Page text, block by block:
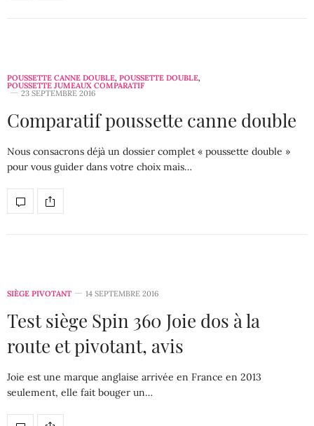
POUSSETTE CANNE DOUBLE, POUSSETTE DOUBLE,
POUSSETTE JUMEAUX COMPARATIF
23 SEPTEMBRE 2016
Comparatif poussette canne double
Nous consacrons déjà un dossier complet « poussette double »
pour vous guider dans votre choix mais…
SIÈGE PIVOTANT 14 SEPTEMBRE 2016
Test siège Spin 360 Joie dos à la
route et pivotant, avis
Joie est une marque anglaise arrivée en France en 2013
seulement, elle fait bouger un…